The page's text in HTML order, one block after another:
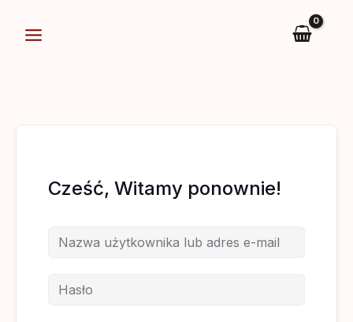
treści
Cześć, Witamy ponownie!